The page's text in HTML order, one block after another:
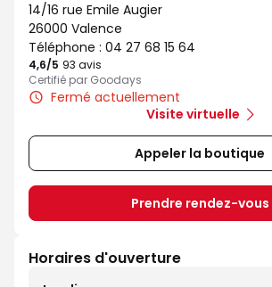
14/16 rue Emile Augier
26000 Valence
Téléphone : 04 27 68 15 64
4,6/5 Note de 4.6 sur 5
93 avis
Certifié par Goodays
Fermé actuellement
Visite virtuelle
Appeler la boutique
Prendre rendez-vous
Horaires d'ouverture